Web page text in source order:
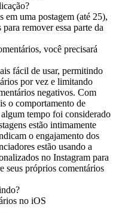
em uma postagem (até 25),
remover essa parte da
você precisará
fácil de usar, permitindo
por vez e limitando
negativos. Com
o comportamento de
tempo foi considerado
estão intimamente
o engajamento dos
estão usando a
no Instagram para
seus próprios comentários
no iOS